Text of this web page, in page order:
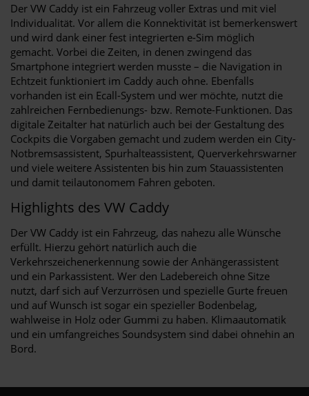
Der VW Caddy ist ein Fahrzeug voller Extras und mit viel
Individualität. Vor allem die Konnektivität ist bemerkenswert
und wird dank einer fest integrierten e-Sim möglich
gemacht. Vorbei die Zeiten, in denen zwingend das
Smartphone integriert werden musste – die Navigation in
Echtzeit funktioniert im Caddy auch ohne. Ebenfalls
vorhanden ist ein Ecall-System und wer möchte, nutzt die
zahlreichen Fernbedienungs- bzw. Remote-Funktionen. Das
digitale Zeitalter hat natürlich auch bei der Gestaltung des
Cockpits die Vorgaben gemacht und zudem werden ein City-
Notbremsassistent, Spurhalteassistent, Querverkehrswarner
und viele weitere Assistenten bis hin zum Stauassistenten
und damit teilautonomem Fahren geboten.
Highlights des VW Caddy
Der VW Caddy ist ein Fahrzeug, das nahezu alle Wünsche
erfüllt. Hierzu gehört natürlich auch die
Verkehrszeichenerkennung sowie der Anhängerassistent
und ein Parkassistent. Wer den Ladebereich ohne Sitze
nutzt, darf sich auf Verzurrösen und spezielle Gurte freuen
und auf Wunsch ist sogar ein spezieller Bodenbelag,
wahlweise in Holz oder Gummi zu haben. Klimaautomatik
und ein umfangreiches Soundsystem sind dabei ohnehin an
Bord.